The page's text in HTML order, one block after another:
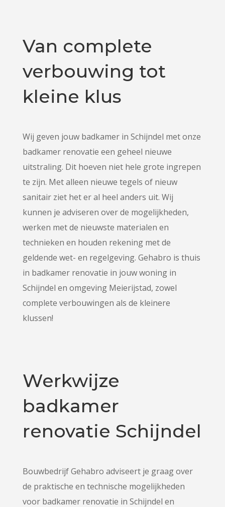
Van complete
verbouwing tot
kleine klus
Wij geven jouw badkamer in Schijndel met onze
badkamer renovatie een geheel nieuwe
uitstraling. Dit hoeven niet hele grote ingrepen
te zijn. Met alleen nieuwe tegels of nieuw
sanitair ziet het er al heel anders uit. Wij
kunnen je adviseren over de mogelijkheden,
werken met de nieuwste materialen en
technieken en houden rekening met de
geldende wet- en regelgeving. Gehabro is thuis
in badkamer renovatie in jouw woning in
Schijndel en omgeving Meierijstad, zowel
complete verbouwingen als de kleinere
klussen!
Werkwijze
badkamer
renovatie Schijndel
Bouwbedrijf Gehabro adviseert je graag over
de praktische en technische mogelijkheden
voor badkamer renovatie in Schijndel en